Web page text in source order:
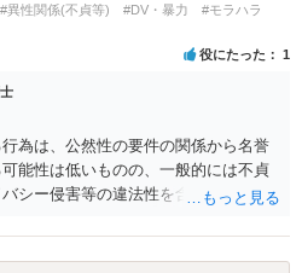
#異性関係(不貞等) #DV・暴力
#モラハラ
役にたった 1
為は、公然性の要件の関係から名誉
能性は低いものの、一般的には不貞
シー侵害等の違法性を含む行為で
ことが一般的かと思います。